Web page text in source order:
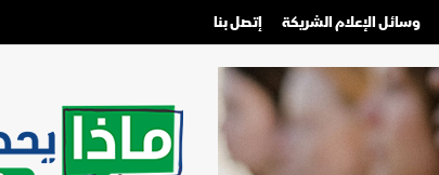
وسائل الإعلام الشريكة إتصل بنا